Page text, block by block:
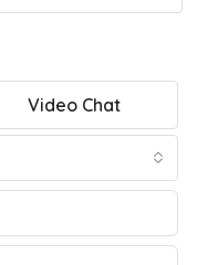
Video Chat